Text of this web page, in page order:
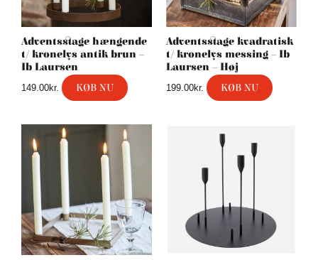
Adventsstage hængende
t/ kronelys antik brun –
Ib Laursen
149.00kr. KØB NU
Adventsstage kvadratisk
t/ kronelys messing – Ib
Laursen – Høj
199.00kr. KØB NU